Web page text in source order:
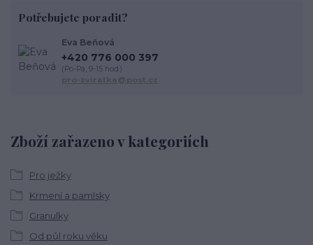
Zboží zařazeno v kategoriích
Pro ježky
Krmení a pamlsky
Granulky
Od půl roku věku
Potřebujete poradit?
Eva Beňová
+420 776 000 397
(Po-Pá, 9-15 hod.)
pro-zviratka@post.cz